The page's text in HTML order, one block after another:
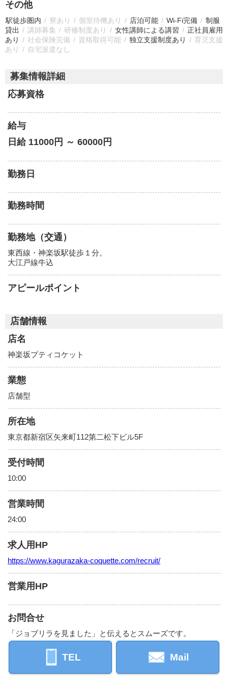
その他
駅徒歩圏内 寮あり 個室待機あり 店泊可能 Wi-Fi完備
制服
貸出
講師募集 研修制度あり 女性講師による講習
正社員雇用
あり
社会保険完備 資格取得可能 独立支援制度あり
育児支援
あり
自宅派遣なし
募集情報詳細
応募資格
給与
日給 11000円 ～ 60000円
勤務日
勤務時間
勤務地（交通）
東西線・神楽坂駅徒歩１分。
大江戸線牛込
アピールポイント
店舗情報
店名
神楽坂プティコケット
業態
店舗型
所在地
東京都新宿区矢来町112第二松下ビル5F
受付時間
10:00
営業時間
24:00
求人用HP
https://www.kagurazaka-coquette.com/recruit/
営業用HP
お問合せ
「ジョブリラを見ました」と伝えるとスムーズです。
TEL Mail